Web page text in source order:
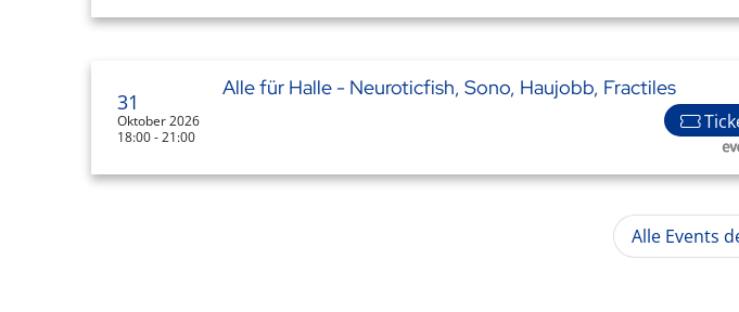
31
Oktober 2026
18:00 - 21:00
Alle für Halle - Neuroticfish, Sono, Haujobb, Fractiles
Alle Events